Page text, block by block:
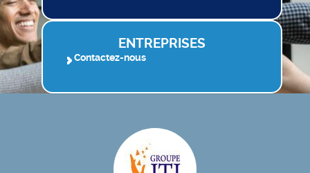
ENTREPRISES
Contactez-nous